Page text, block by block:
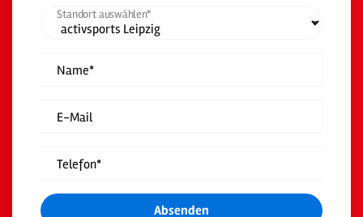
Standort auswählen*
Name*
E-Mail
Telefon*
Absenden